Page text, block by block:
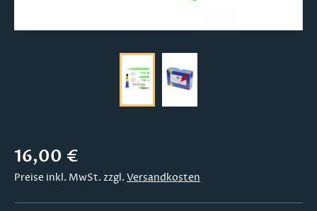
Regulärer Preis:
16,00 €
Preise inkl. MwSt. zzgl. Versandkosten